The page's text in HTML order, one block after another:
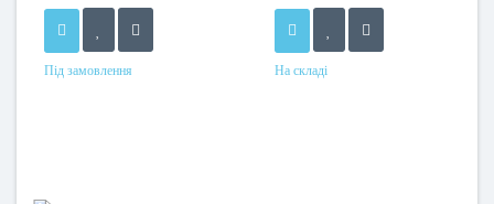
Під замовлення На складі